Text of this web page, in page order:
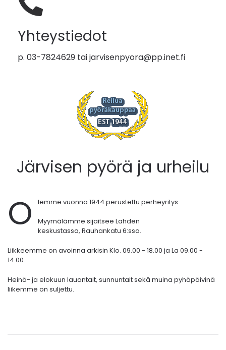
Yhteystiedot
p. 03-7824629 taijarvisenpyora@pp.inet.fi
Järvisen pyörä ja urheilu
O
lemme vuonna 1944 perustettu perheyritys.
Myymälämme sijaitsee Lahden
keskustassa, Rauhankatu 6:ssa.
Liikkeemme on avoinna arkisin Klo. 09.00 - 18.00 ja La 09.00 -
14.00.
Heinä- ja elokuun lauantait, sunnuntait sekä muina pyhäpäivinä
liikemme on suljettu.